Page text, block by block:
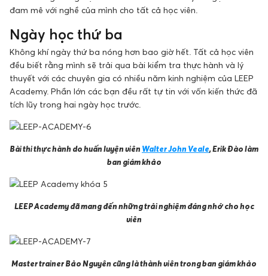
đam mê với nghề của mình cho tất cả học viên.
Ngày học thứ ba
Không khí ngày thứ ba nóng hơn bao giờ hết. Tất cả học viên
đều biết rằng mình sẽ trải qua bài kiểm tra thực hành và lý
thuyết với các chuyên gia có nhiều năm kinh nghiệm của LEEP
Academy. Phần lớn các bạn đều rất tự tin với vốn kiến thức đã
tích lũy trong hai ngày học trước.
Bài thi thực hành do huấn luyện viên Walter John Veale, Erik Đào làm
ban giám khảo
LEEP Academy đã mang đến những trải nghiệm đáng nhớ cho học
viên
Master trainer Bảo Nguyên cũng là thành viên trong ban giám khảo